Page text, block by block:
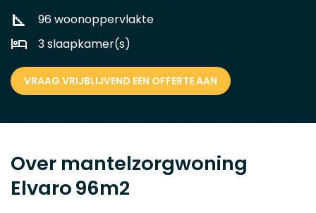
96 woonoppervlakte
3 slaapkamer(s)
VRAAG VRIJBLIJVEND EEN OFFERTE AAN
Over mantelzorgwoning
Elvaro96m2